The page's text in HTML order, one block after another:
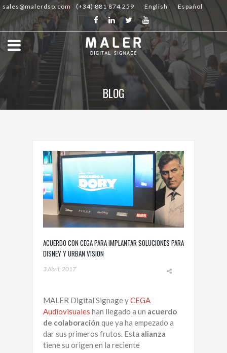
sales@malerdso.com (+34) 881 874 259 English Español
BLOG
ACUERDO CON CEGA PARA IMPLANTAR SOLUCIONES PARA
DISNEY Y URBAN VISION
3 Abril, 2017
MALER Digital Signage yCEGA
Audiovisuales han llegado a un acuerdo
de colaboración que ya ha empezado a
dar sus primeros frutos. Esta alianza
tiene su origen en la reciente